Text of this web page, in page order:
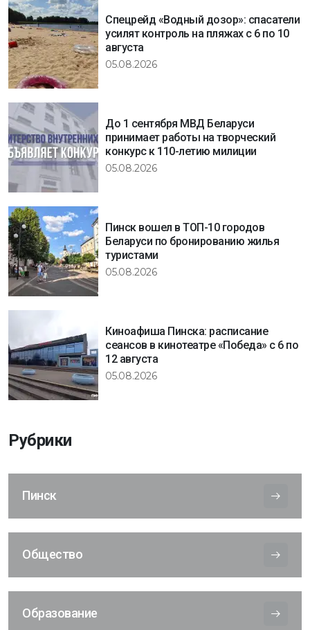
Спецрейд «Водный дозор»: спасатели
усилят контроль на пляжах с 6 по 10
августа
05.08.2026
До 1 сентября МВД Беларуси
принимает работы на творческий
конкурс к 110-летию милиции
05.08.2026
Пинск вошел в ТОП-10 городов
Беларуси по бронированию жилья
туристами
05.08.2026
Киноафиша Пинска: расписание
сеансов в кинотеатре «Победа» с 6 по
12 августа
05.08.2026
Рубрики
Пинск
Общество
Образование